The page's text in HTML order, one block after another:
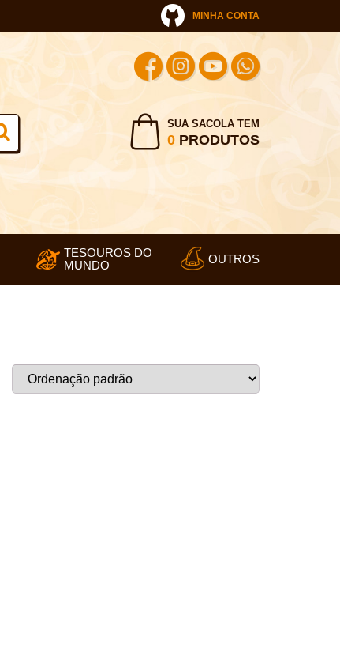
MINHA CONTA
SUA SACOLA TEM
0PRODUTOS
TESOUROS DO
MUNDO
OUTROS